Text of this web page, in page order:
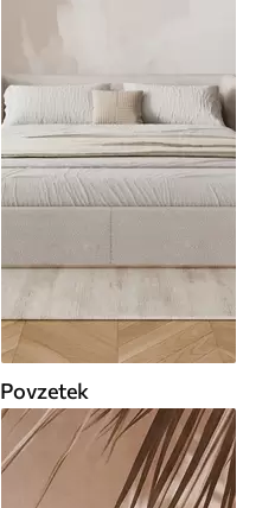
Povzetek